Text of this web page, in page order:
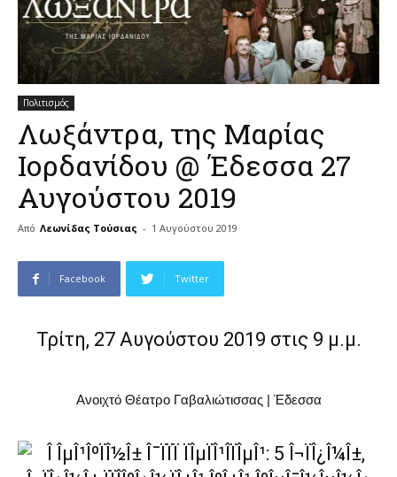
Πολιτισμός
Λωξάντρα, της Μαρίας
Ιορδανίδου @ Έδεσσα 27
Αυγούστου 2019
Από Λεωνίδας Τούσιας - 1 Αυγούστου 2019
Facebook Twitter
Τρίτη, 27 Αυγούστου 2019 στις 9 μ.μ.
Ανοιχτό Θέατρο Γαβαλιώτισσας | Έδεσσα